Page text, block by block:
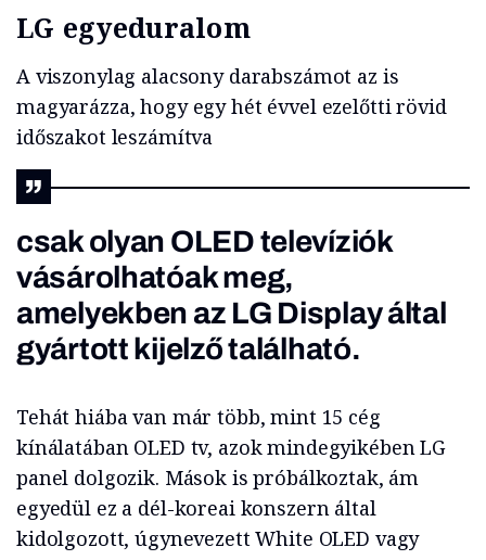
LG egyeduralom
A viszonylag alacsony darabszámot az is
magyarázza, hogy egy hét évvel ezelőtti rövid
időszakot leszámítva
csak olyan OLED televíziók
vásárolhatóak meg,
amelyekben az LG Display által
gyártott kijelző található.
Tehát hiába van már több, mint 15 cég
kínálatában OLED tv, azok mindegyikében LG
panel dolgozik. Mások is próbálkoztak, ám
egyedül ez a dél-koreai konszern által
kidolgozott, úgynevezett White OLED vagy